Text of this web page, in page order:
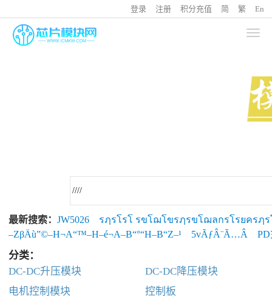
登录 注册 积分充值 简 繁 En
最新搜索： JW5026
รฦรโรโ รขโฌโขรฦรขโฌลกรโรยครฦ
–ΖβÄù”©–Η¬Α“™–Η–é¬Α–Β“°“Η–Β“Ζ–¹
5vÃƒÂ¨Ã…Â
分类：
DC-DC升压模块
DC-DC降压模块
电机控制模块
控制板